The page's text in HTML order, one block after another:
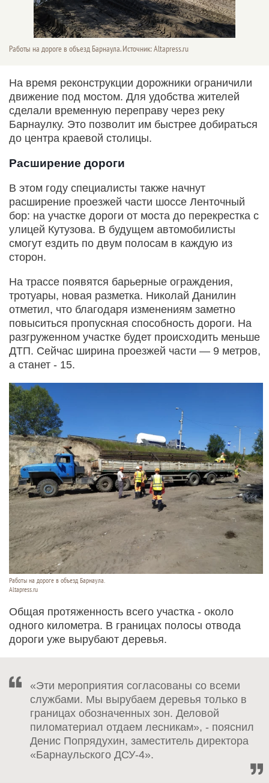
Работы на дороге в объезд Барнаула. Источник: Altapress.ru
На время реконструкции дорожники ограничили
движение под мостом. Для удобства жителей
сделали временную переправу через реку
Барнаулку. Это позволит им быстрее добираться
до центра краевой столицы.
Расширение дороги
В этом году специалисты также начнут
расширение проезжей части шоссе Ленточный
бор: на участке дороги от моста до перекрестка с
улицей Кутузова. В будущем автомобилисты
смогут ездить по двум полосам в каждую из
сторон.
На трассе появятся барьерные ограждения,
тротуары, новая разметка. Николай Данилин
отметил, что благодаря изменениям заметно
повыситься пропускная способность дороги. На
разгруженном участке будет происходить меньше
ДТП. Сейчас ширина проезжей части — 9 метров,
а станет - 15.
Работы на дороге в объезд Барнаула.
Altapress.ru
Общая протяженность всего участка - около
одного километра. В границах полосы отвода
дороги уже вырубают деревья.
«Эти мероприятия согласованы со всеми
службами. Мы вырубаем деревья только в
границах обозначенных зон. Деловой
пиломатериал отдаем лесникам», - пояснил
Денис Попрядухин, заместитель директора
«Барнаульского ДСУ-4».